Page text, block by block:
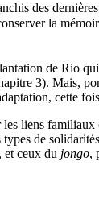
des
la
de Rio
3). Mais,
cette
liens
de
et ceux du jongo,